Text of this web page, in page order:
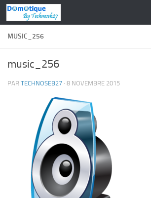
Skip to content
MUSIC_256
music_256
PAR TECHNOSEB27 · 8 NOVEMBRE 2015